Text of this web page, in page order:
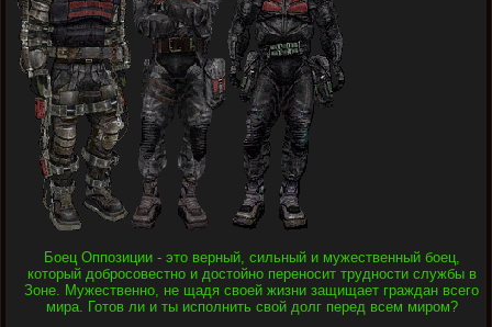
Боец Оппозиции - это верный, сильный и мужественный боец,
который добросовестно и достойно переносит трудности службы в
Зоне. Мужественно, не щадя своей жизни защищает граждан всего
мира. Готов ли и ты исполнить свой долг перед всем миром?